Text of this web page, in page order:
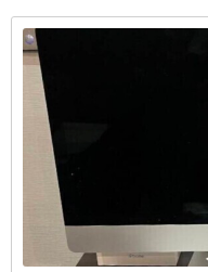
เป็นรุ่นเรือธง สภาพดี
ร้านยังส
Pixel ได้ค่ะ ปัจจัยที่ทำให้โทรศัพ
จำนำ ควรเช็กสิ่งเหล่านี้ค่ะ รุ่นให
แตก แบตไม่เสื่อมหนัก อุปกรณ์ค
/ Google Account ยิ่งสภาพดี
JumnumPlus ดีอย่างไร ที่
ทุกแบรนด์ ทุกระบบ ✔ ประเมินร
ราคา✔…
ใช้ไฟฟ้า บริการครอบคลุมพื้นที่
รามอินทรา บางนา รับจำนำเทอ
ลาดพร้าว แจ้งวัฒนะ สีลม รัชดา
JumnumPlus.com บริการรับจ
ถือ โน้ตบุ๊ก เครื่องใช้ไฟฟ้า และ
(JumnumPlus) เมื่อคุณต้องกา
จำนำสินค้าทุกประเภทอย่างคร
โน้ตบุ๊ก เครื่องใช้ไฟฟ้า หรือ สิ
เป็นธรรม ให้ราคาสูง และจ่ายเ
การให้บริการที่ โปร่งใส ปลอด
ภายในสถานที่ที่มีระบบรักษาค
พร้อมให้คำปรึกษาอย่างมืออาชี